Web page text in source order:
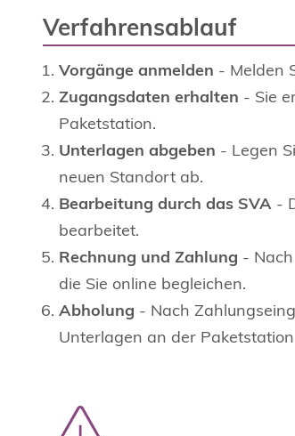
Verfahrensablauf
Vorgänge anmelden - Melden
Zugangsdaten erhalten - Sie
Paketstation.
Unterlagen abgeben - Legen
neuen Standort ab.
Bearbeitung durch das SVA -
bearbeitet.
Rechnung und Zahlung -
die Sie online begleichen.
Abholung - Nach
Unterlagen an der